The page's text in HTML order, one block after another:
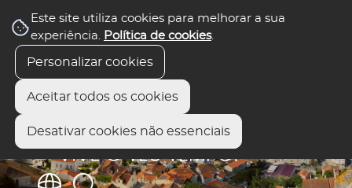
Este site utiliza cookies para melhorar a sua
experiência. Política de cookies.
Personalizar cookies
Aceitar todos os cookies
Desativar cookies não essenciais